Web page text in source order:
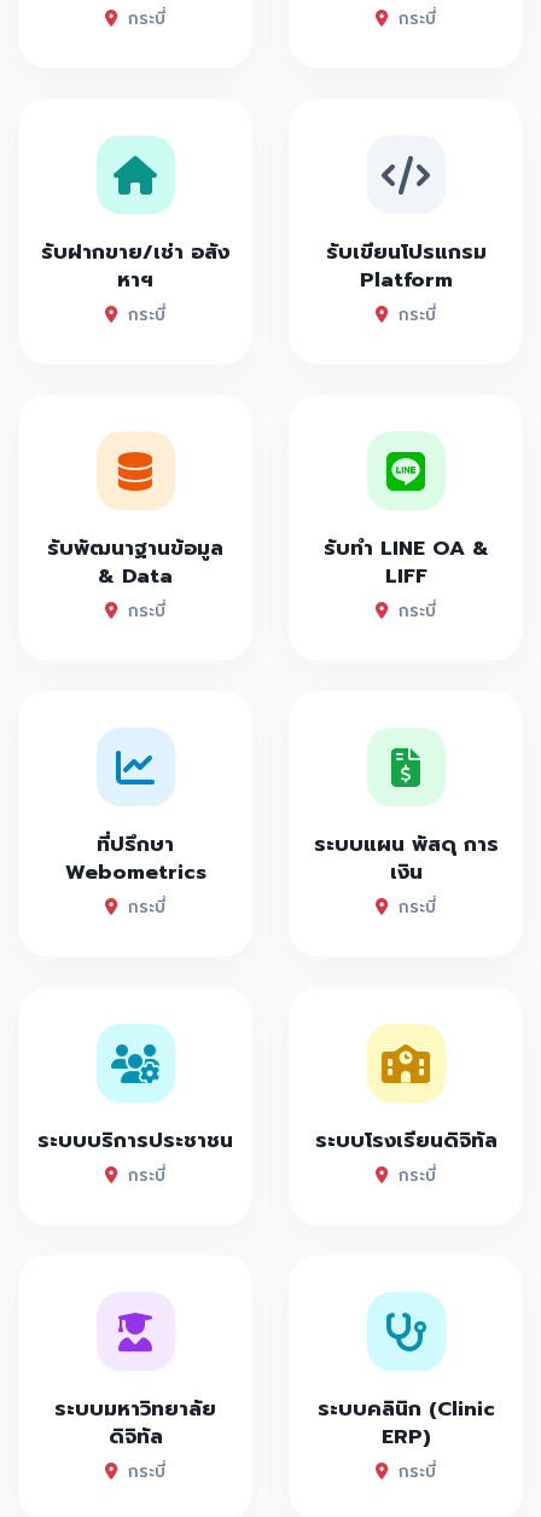
กระบี่ กระบี่
รับฝากขาย/เช่า อสัง
หาฯ
กระบี่
รับเขียนโปรแกรม
Platform
กระบี่
รับพัฒนาฐานข้อมูล
& Data
กระบี่
รับทำ LINE OA &
LIFF
กระบี่
ที่ปรึกษา
Webometrics
กระบี่
ระบบแผน พัสดุ การ
เงิน
กระบี่
ระบบบริการประชาชน
กระบี่
ระบบโรงเรียนดิจิทัล
กระบี่
ระบบมหาวิทยาลัย
ดิจิทัล
กระบี่
ระบบคลินิก (Clinic
ERP)
กระบี่